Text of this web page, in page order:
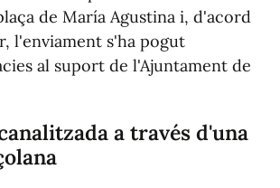
de María Agustina i, d'acord
l'enviament s'ha pogut
al suport de l'Ajuntament de
a través d'una